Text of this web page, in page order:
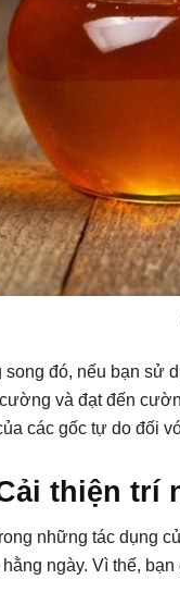
song đó, nếu bạn sử
và đạt đến
các gốc tự do đối
thiện trí
những tác dụng
hằng ngày. Vì thế,